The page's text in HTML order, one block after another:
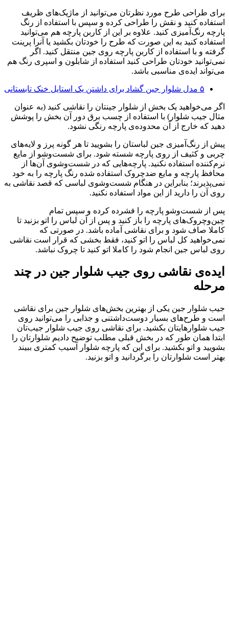
برای طراحی طرح مورد نظرتان می‌توانید از ماژیک‌های ظریف
استفاده کنید و نقش را طراحی کرده و سپس با استفاده از رنگ
پارچه رنگ‌آمیزی کنید. علاوه بر این از کاربن پارچه هم می‌توانید
استفاده کنید به این صورت که طرح را خودتان بکشید یا آنرا پرینت
گرفته و با استفاده از کاربن پارچه روی جین منتقل کنید. اگر
نمی‌توانید خودتان طراحی کنید استفاده از شابلون و اسپری رنگ هم
می‌تواند ایده‌ی مناسبی باشد.
۵ مدل شلوار جین گشاد برای داشتن یک استایل خنک تابستانی
اگر می‌خواهید یک بخش از شلوار جینتان را نقاشی کنید (به عنوان
مثال جیب شلوار) با استفاده از چسب برق دور آن بخش را پوشش
دهید که خارج از آن محدوده‌ی پارچه رنگی نشود.
پیش از رنگ‌آمیزی جین لباستان را بشویید تا هر گونه پرز و لایه‌های
چربی و کثیف از روی پارچه شسته شود. برای شست‌وشو از مایع
نرم‌کننده استفاده نکنید. پارچه‌هایی که در شست‌وشوی آن‌ها از
محافظ پارچه و مایع ضدچروک استفاده شده رنگ پارچه را به خود
نمی‌پذیرند؛ بنابراین در هنگام شست‌وشوی لباسی که قصد نقاشی به
روی آن را دارید از این مواد استفاده نکنید.
پس از شست‌وشو پارچه را فشرده کرده و سپس تمام
چین‌وچروک‌های پارچه را باز کنید و پس از آن لباس را اتو بزنید تا
کاملا صاف شود و برای نقاشی آماده باشد. در صورتی که
نمی‌خواهید کل لباس را اتو کنید، فقط بخشی که قرار است نقاشی
روی لباس جین انجام شود را کاملا اتو کنید تا چروک نباشد.
ایده‌ی نقاشی روی جیب شلوار جین در چند
مرحله
جیب شلوار جین یکی از بهترین بخش‌های شلوار جین برای نقاشی
است و طرح‌های بسیار دوست‌داشتنی و جذابی را می‌توانید روی
جیب شلوارهایتان بکشید. برای نقاشی روی جیب شلوار جیب‌تان
ابتدا همان طور که در بخش قبلی مطلب توضیح دادیم شلوارتان را
بشویید و اتو بکشید. برای این که پارچه شلوار آسیب کمتری ببیند
بهتر است شلوارتان را برگردانید و اتو بزنید.